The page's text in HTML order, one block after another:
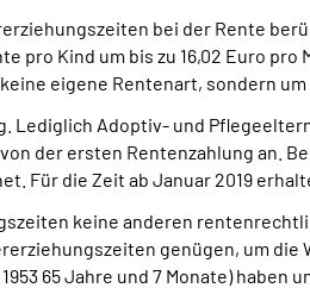
bei der Rente
Kind um bis zu 16,02 Euro
eigene Rentenart, sondern
Adoptiv- und
der ersten Rentenzahlung an.
Für die Zeit ab Januar 2019
keine anderen
genügen, um die
65 Jahre und 7 Monate) haben